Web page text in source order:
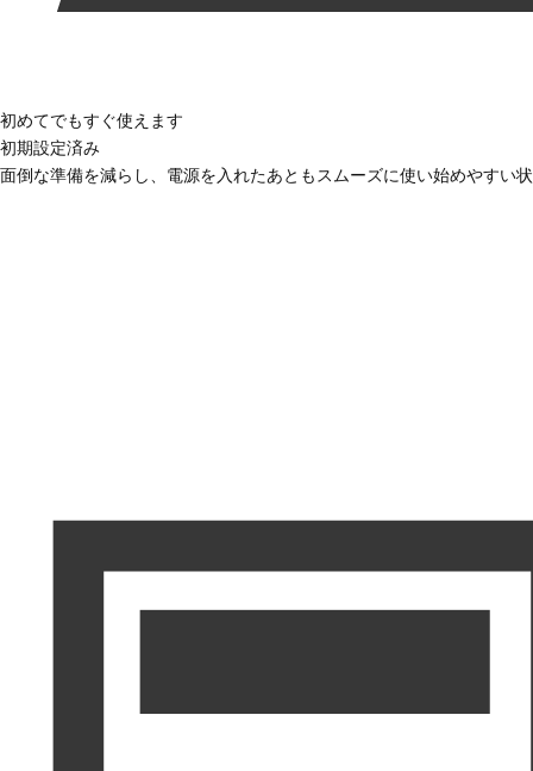
初めてでもすぐ使えます
初期設定済み
面倒な準備を減らし、電源を入れたあともスムーズに使い始めやすい